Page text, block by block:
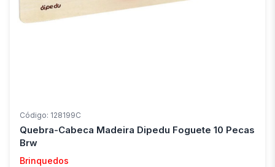
Código: 128199C
Quebra-Cabeca Madeira Dipedu Foguete 10 Pecas
Brw
Brinquedos